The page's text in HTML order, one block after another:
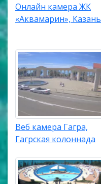
Онлайн камера ЖК
«Аквамарин», Казань
Веб камера Гагра,
Гагрская колоннада